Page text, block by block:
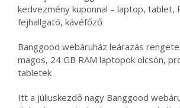
kedvezmény kuponnal – laptop, tablet,
fejhallgató, kávéfőző
Banggood webáruház leárazás
magos, 24 GB RAM laptopok olcsón,
tabletek
Itt a júliuskezdő nagy Banggood